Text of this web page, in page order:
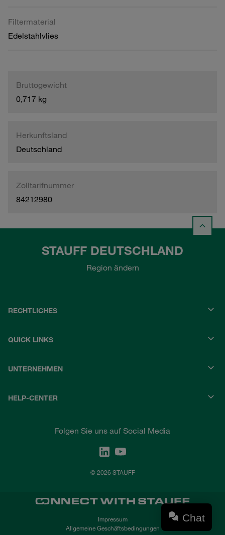
Filtermaterial
Edelstahlvlies
Bruttogewicht
0,717 kg
Herkunftsland
Deutschland
Zolltarifnummer
84212980
STAUFF DEUTSCHLAND
Region ändern
RECHTLICHES
QUICK LINKS
UNTERNEHMEN
HELP-CENTER
Folgen Sie uns auf Social Media
© 2026 STAUFF
Impressum
Allgemeine Geschäftsbedingungen
Chat